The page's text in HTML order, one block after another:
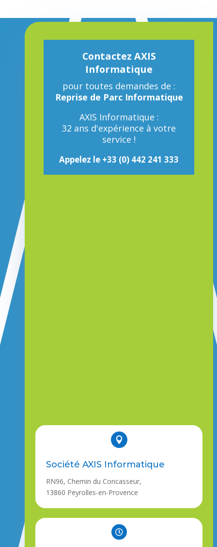
Contactez AXIS
Informatique
pour toutes demandes de :
Reprise de Parc Informatique
AXIS Informatique :
32 ans d'expérience à votre
service !
Appelez le +33 (0) 442 241 333

Société AXIS Informatique
RN96, Chemin du Concasseur,
13860 Peyrolles-en-Provence
